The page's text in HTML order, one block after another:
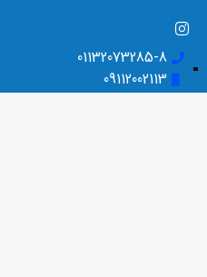
01132073285-8
09112002113